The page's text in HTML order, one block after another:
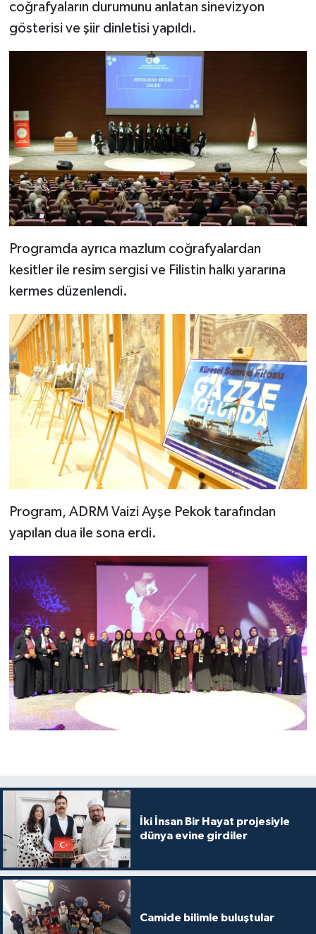
coğrafyaların durumunu anlatan sinevizyon
gösterisi ve şiir dinletisi yapıldı.
Programda ayrıca mazlum coğrafyalardan
kesitler ile resim sergisi ve Filistin halkı yararına
kermes düzenlendi.
Program, ADRM Vaizi Ayşe Pekok tarafından
yapılan dua ile sona erdi.
İki İnsan Bir Hayat projesiyle
dünya evine girdiler
Camide bilimle buluştular
Düzce Müftülüğü
Edirne Müftülüğü
Erzincan Müftülüğü
Erzurum Müftülüğü
Eskişehir Müftülüğü
Gaziantep Müftülüğü
Giresun Müftülüğü
Gümüşhane Müftülüğü
Hakkari Müftülüğü
Hatay Müftülüğü
Iğdır Müftülüğü
Isparta Müftülüğü
İstanbul Müftülüğü
İzmir Müftülüğü
Kahramanmaraş Müftülüğü
Karabük Müftülüğü
Karaman Müftülüğü
Kars Müftülüğü
Kastamonu Müftülüğü
Kırıkkale Müftülüğü
Kırklareli Müftülüğü
Kırşehir Müftülüğü
Kocaeli Müftülüğü
YAŞAM